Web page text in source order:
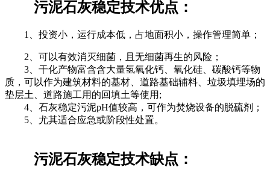
污泥石灰稳定技术优点：
1、投资小，运行成本低，占地面积小，操作管理简单；
2、可以有效消灭细菌，且无细菌再生的风险；
3、干化产物富含含大量氢氧化钙、氧化硅、碳酸钙等物
质，可以作为建筑材料的基材、道路基础辅料、垃圾填埋场的
垫层土、道路施工用的回填土等使用;
4、石灰稳定污泥pH值较高，可作为焚烧设备的脱硫剂；
5、尤其适合应急或阶段性处置。
污泥石灰稳定技术缺点：